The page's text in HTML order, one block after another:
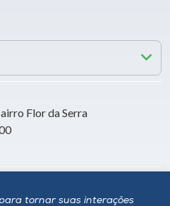
tornar suas interações
Flor da Serra